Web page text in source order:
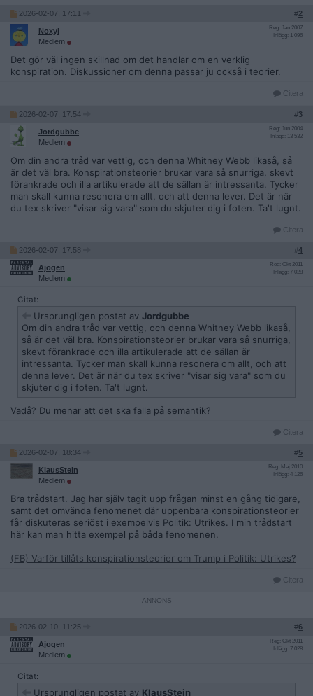
2026-02-07, 17:11 #2
Noxyl
Medlem
Reg: Jan 2007
Inlägg: 1 096
Det gör väl ingen skillnad om det handlar om en verklig
konspiration. Diskussioner om denna passar ju också i teorier.
Citera
2026-02-07, 17:54 #3
Jordgubbe
Medlem
Reg: Jun 2004
Inlägg: 13 532
Om din andra tråd var vettig, och denna Whitney Webb likaså, så
är det väl bra. Konspirationsteorier brukar vara så snurriga, skevt
förankrade och illa artikulerade att de sällan är intressanta. Tycker
man skall kunna resonera om allt, och att denna lever. Det är när
du tex skriver "visar sig vara" som du skjuter dig i foten. Ta't lugnt.
Citera
2026-02-07, 17:58 #4
Ajogen
Medlem
Reg: Okt 2011
Inlägg: 7 028
Citat:
Ursprungligen postat av Jordgubbe
Om din andra tråd var vettig, och denna Whitney Webb likaså,
så är det väl bra. Konspirationsteorier brukar vara så snurriga,
skevt förankrade och illa artikulerade att de sällan är
intressanta. Tycker man skall kunna resonera om allt, och att
denna lever. Det är när du tex skriver "visar sig vara" som du
skjuter dig i foten. Ta't lugnt.
Vadå? Du menar att det ska falla på semantik?
Citera
2026-02-07, 18:34 #5
KlausStein
Medlem
Reg: Maj 2010
Inlägg: 4 126
Bra trådstart. Jag har själv tagit upp frågan minst en gång tidigare,
samt det omvända fenomenet där uppenbara konspirationsteorier
får diskuteras seriöst i exempelvis Politik: Utrikes. I min trådstart
här kan man hitta exempel på båda fenomenen.
(FB) Varför tillåts konspirationsteorier om Trump i Politik: Utrikes?
Citera
2026-02-10, 11:25 #6
Ajogen
Medlem
Reg: Okt 2011
Inlägg: 7 028
Citat:
Ursprungligen postat av KlausStein